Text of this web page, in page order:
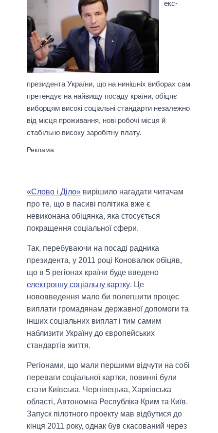
екс-
президента України, що на нинішніх виборах сам
претендує на найвищу посаду країни, обіцяє
виборцям високі соціальні стандарти незалежно
від місця проживання, нові робочі місця й
стабільно високу заробітну плату.
«Слово і Діло» вирішило нагадати читачам
про те, що в пасиві політика вже є
невиконана обіцянка, яка стосується
покращення соціальної сфери.
Так, перебуваючи на посаді радника
президента, у 2011 році Коновалюк обіцяв,
що в 5 регіонах країни буде введено
електронну соціальну картку. Це
нововведення мало би полегшити процес
виплати громадянам державної допомоги та
інших соціальних виплат і тим самим
наблизити Україну до європейських
стандартів життя.
Регіонами, що мали першими відчути на собі
переваги соціальної картки, повинні були
стати Київська, Чернівецька, Харківська
області, Автономна Республіка Крим та Київ.
Запуск пілотного проекту мав відбутися до
кінця 2011 року, однак був скасований через